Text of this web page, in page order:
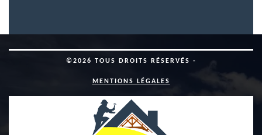
©2026 TOUS DROITS RÉSERVÉS -
MENTIONS LÉGALES